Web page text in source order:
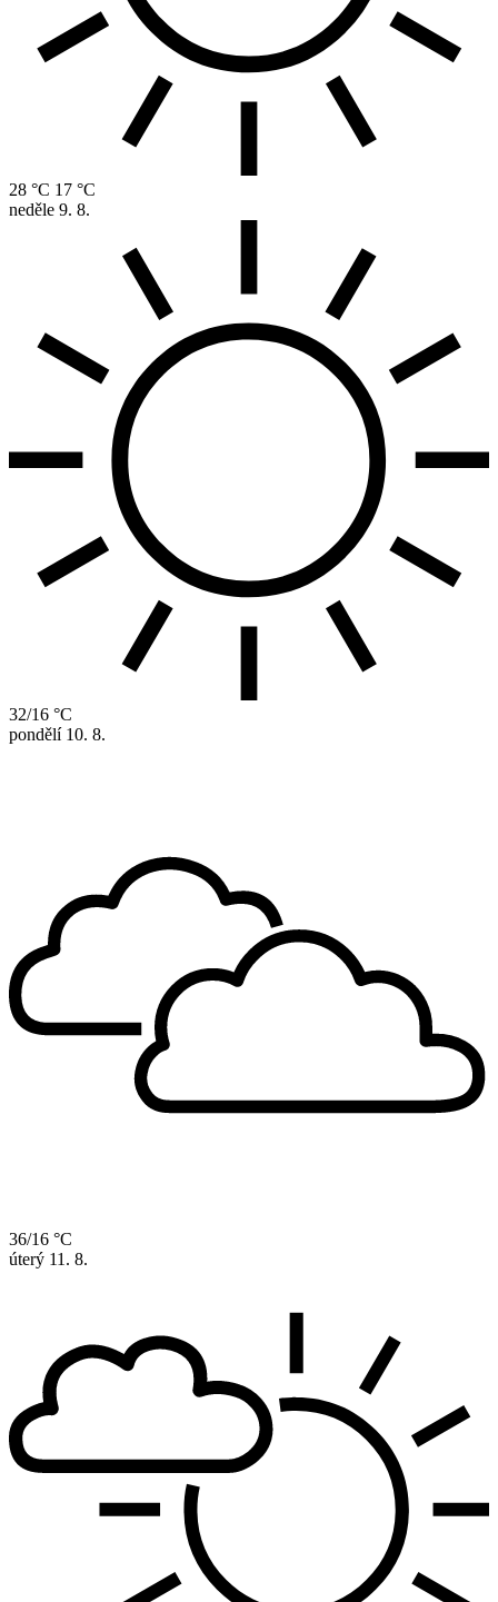
28 °C 17 °C
neděle 9. 8.
32/16 °C
pondělí 10. 8.
36/16 °C
úterý 11. 8.